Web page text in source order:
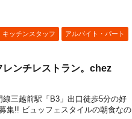
キッチンスタッフ アルバイト・パート
ンチレストラン。chez
三越前駅「B3」出口徒歩5分の好
集!! ビュッフェスタイルの朝食なの